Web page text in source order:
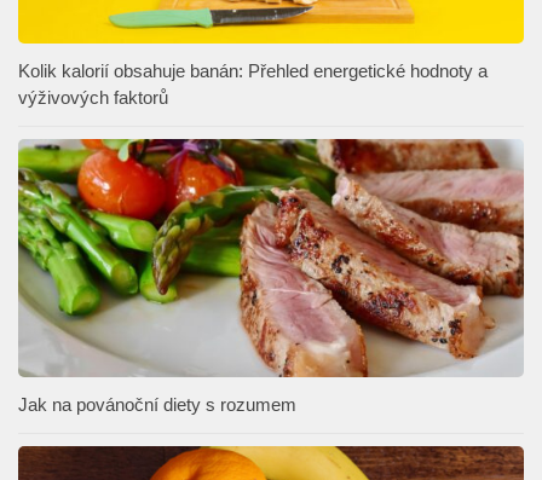
Kolik kalorií obsahuje banán: Přehled energetické hodnoty a
výživových faktorů
Jak na povánoční diety s rozumem